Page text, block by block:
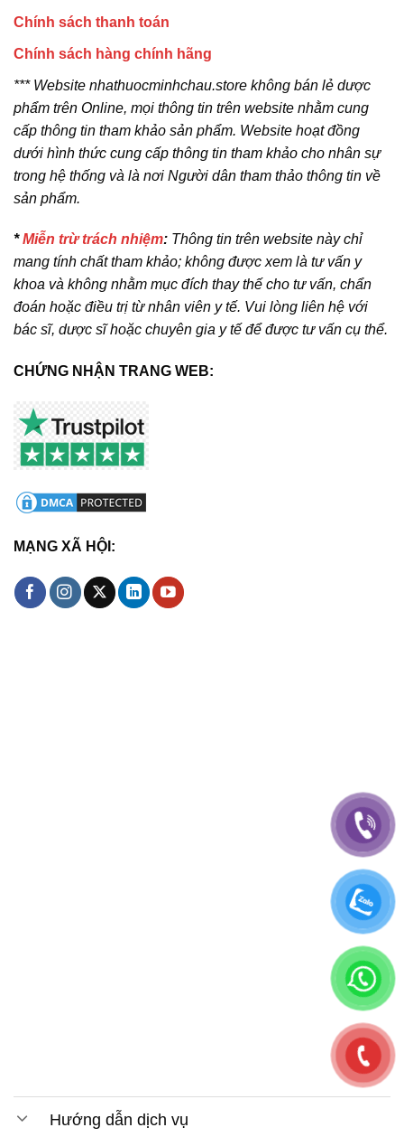
Chính sách thanh toán
Chính sách hàng chính hãng
*** Website nhathuocminhchau.store không bán lẻ dược
phẩm trên Online, mọi thông tin trên website nhằm cung
cấp thông tin tham khảo sản phẩm. Website hoạt đồng
dưới hình thức cung cấp thông tin tham khảo cho nhân sự
trong hệ thống và là nơi Người dân tham thảo thông tin về
sản phẩm.
*Miễn trừ trách nhiệm: Thông tin trên website này chỉ
mang tính chất tham khảo; không được xem là tư vấn y
khoa và không nhằm mục đích thay thế cho tư vấn, chẩn
đoán hoặc điều trị từ nhân viên y tế. Vui lòng liên hệ với
bác sĩ, dược sĩ hoặc chuyên gia y tế để được tư vấn cụ thể.
CHỨNG NHẬN TRANG WEB:
MẠNG XÃ HỘI:
Hướng dẫn dịch vụ